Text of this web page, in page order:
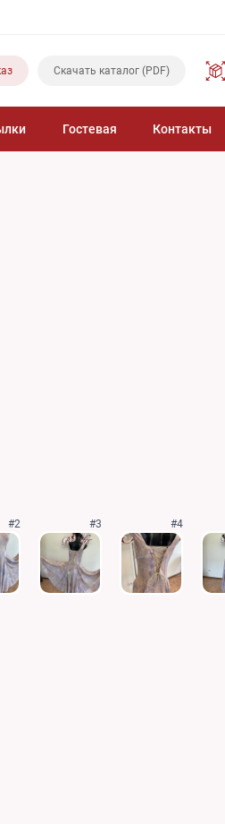
Скачать каталог (PDF)
Гостевая Контакты
#2 #3 #4